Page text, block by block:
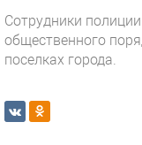
Сотрудники
общественного
поселках города.